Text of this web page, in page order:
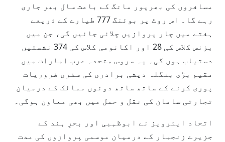
مسافروں کی بھرپور مانگ کے باعث سال بھر جاری
رہے گا۔ اس روٹ پر بوئنگ 777 طیارے کے ذریعے
ہفتے میں چار پروازیں چلائی جائیں گی، جن میں
بزنس کلاس کی 28 اور اکانومی کلاس کی 374 نشستیں
دستیاب ہوں گی۔ یہ سروس متحدہ عرب امارات میں
مقیم بڑی بنگلہ دیشی برادری کی سفری ضروریات
پوری کرنے کے ساتھ ساتھ دونوں ممالک کے درمیان
تجارتی سامان کی نقل و حمل میں بھی معاون ہوگی۔
اتحاد ایئرویز نے ابوظہبی اور بحرِ ہند کے
جزیرے زنجبار کے درمیان موسمی پروازوں کی مدت